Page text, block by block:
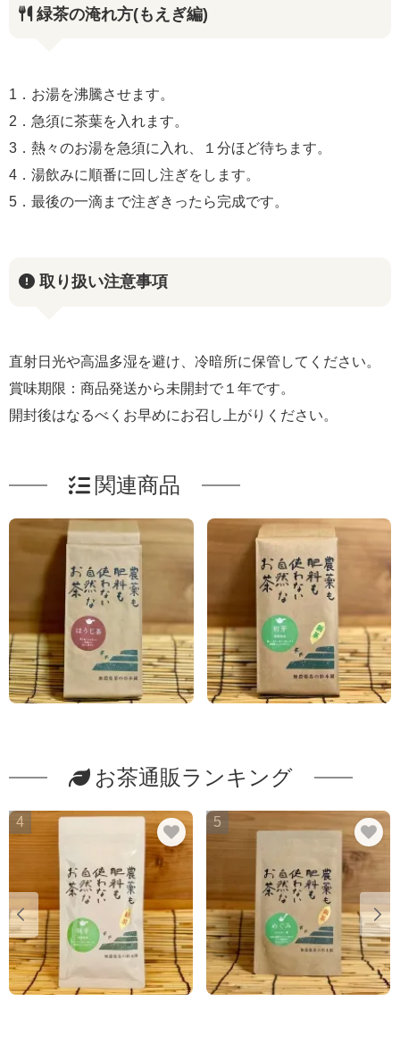
緑茶の淹れ方(もえぎ編)
1．お湯を沸騰させます。
2．急須に茶葉を入れます。
3．熱々のお湯を急須に入れ、１分ほど待ちます。
4．湯飲みに順番に回し注ぎをします。
5．最後の一滴まで注ぎきったら完成です。
取り扱い注意事項
直射日光や高温多湿を避け、冷暗所に保管してください。
賞味期限：商品発送から未開封で１年です。
開封後はなるべくお早めにお召し上がりください。
関連商品
お茶通販ランキング
4 5